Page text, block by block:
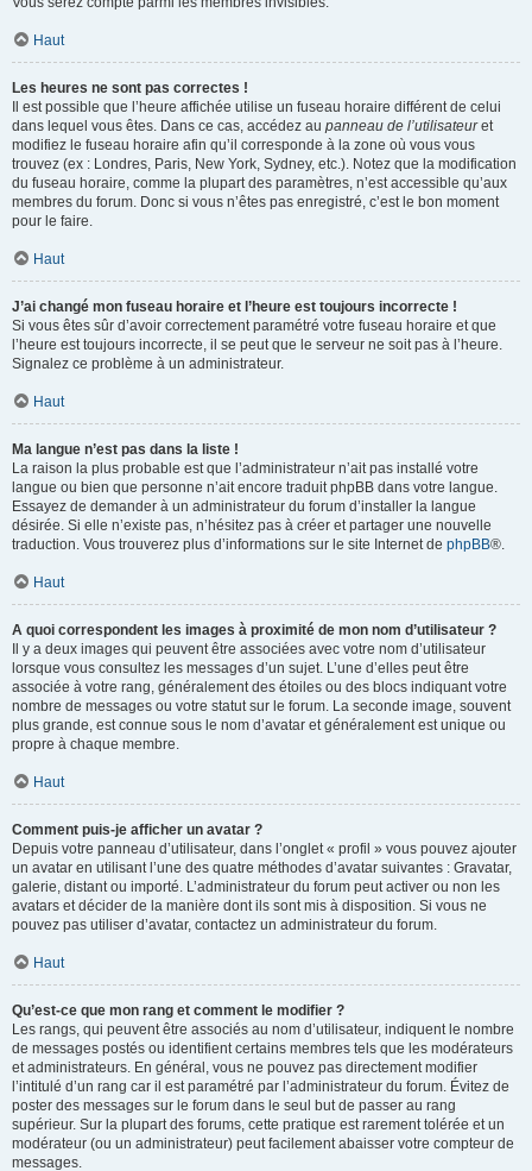
Haut
Les heures ne sont pas correctes !
Il est possible que l’heure affichée utilise un fuseau horaire différent de celui
dans lequel vous êtes. Dans ce cas, accédez au panneau de l’utilisateuret
modifiez le fuseau horaire afin qu’il corresponde à la zone où vous vous
trouvez (ex : Londres, Paris, New York, Sydney, etc.). Notez que la modification
du fuseau horaire, comme la plupart des paramètres, n’est accessible qu’aux
membres du forum. Donc si vous n’êtes pas enregistré, c’est le bon moment
pour le faire.
Haut
J’ai changé mon fuseau horaire et l’heure est toujours incorrecte !
Si vous êtes sûr d’avoir correctement paramétré votre fuseau horaire et que
l’heure est toujours incorrecte, il se peut que le serveur ne soit pas à l’heure.
Signalez ce problème à un administrateur.
Haut
Ma langue n’est pas dans la liste !
La raison la plus probable est que l’administrateur n’ait pas installé votre
langue ou bien que personne n’ait encore traduit phpBB dans votre langue.
Essayez de demander à un administrateur du forum d’installer la langue
désirée. Si elle n’existe pas, n’hésitez pas à créer et partager une nouvelle
traduction. Vous trouverez plus d’informations sur le site Internet de phpBB®.
Haut
A quoi correspondent les images à proximité de mon nom d’utilisateur ?
Il y a deux images qui peuvent être associées avec votre nom d’utilisateur
lorsque vous consultez les messages d’un sujet. L’une d’elles peut être
associée à votre rang, généralement des étoiles ou des blocs indiquant votre
nombre de messages ou votre statut sur le forum. La seconde image, souvent
plus grande, est connue sous le nom d’avatar et généralement est unique ou
propre à chaque membre.
Haut
Comment puis-je afficher un avatar ?
Depuis votre panneau d’utilisateur, dans l’onglet « profil » vous pouvez ajouter
un avatar en utilisant l’une des quatre méthodes d’avatar suivantes : Gravatar,
galerie, distant ou importé. L’administrateur du forum peut activer ou non les
avatars et décider de la manière dont ils sont mis à disposition. Si vous ne
pouvez pas utiliser d’avatar, contactez un administrateur du forum.
Haut
Qu’est-ce que mon rang et comment le modifier ?
Les rangs, qui peuvent être associés au nom d’utilisateur, indiquent le nombre
de messages postés ou identifient certains membres tels que les modérateurs
et administrateurs. En général, vous ne pouvez pas directement modifier
l’intitulé d’un rang car il est paramétré par l’administrateur du forum. Évitez de
poster des messages sur le forum dans le seul but de passer au rang
supérieur. Sur la plupart des forums, cette pratique est rarement tolérée et un
modérateur (ou un administrateur) peut facilement abaisser votre compteur de
messages.